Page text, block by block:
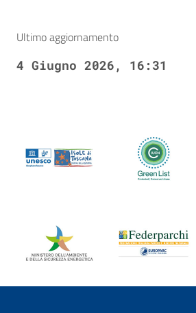
Ultimo aggiornamento
4 Giugno 2026, 16:31